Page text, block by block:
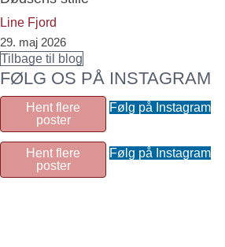
Line Fjord
29. maj 2026
Tilbage til blog
FØLG OS PÅ INSTAGRAM
Hent flere
poster
Følg på Instagram
Hent flere
poster
Følg på Instagram